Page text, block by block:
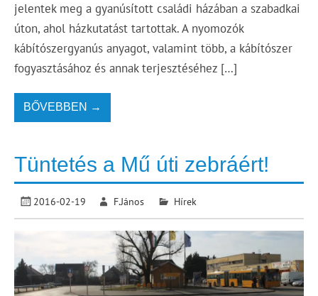
jelentek meg a gyanúsított családi házában a szabadkai
úton, ahol házkutatást tartottak. A nyomozók
kábítószergyanús anyagot, valamint több, a kábítószer
fogyasztásához és annak terjesztéséhez […]
BŐVEBBEN →
Tüntetés a Mű úti zebráért!
2016-02-19 F.János Hírek